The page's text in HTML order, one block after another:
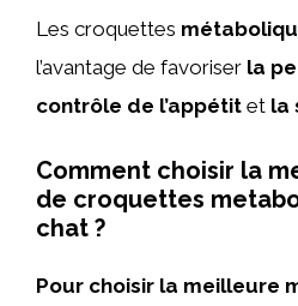
Les croquettes
l’avantage de favoriser la
contrôle de l’appétit et la
Comment choisir la
de croquettes
chat ?
Pour choisir la meilleure